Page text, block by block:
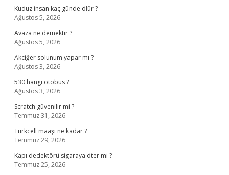
Kuduz insan kaç günde ölür ?
Ağustos 5, 2026
Avaza ne demektir ?
Ağustos 5, 2026
Akciğer solunum yapar mı ?
Ağustos 3, 2026
530 hangi otobüs ?
Ağustos 3, 2026
Scratch güvenilir mi ?
Temmuz 31, 2026
Turkcell maaşı ne kadar ?
Temmuz 29, 2026
Kapı dedektörü sigaraya öter mi ?
Temmuz 25, 2026